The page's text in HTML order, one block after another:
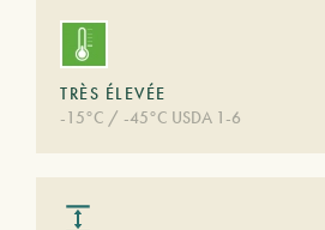
TRÈS ÉLEVÉE
-15°C / -45°C USDA 1-6